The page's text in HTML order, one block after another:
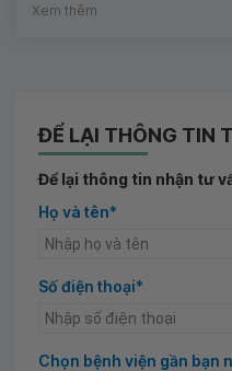
Xem thêm
ĐỂ LẠI THÔNG TIN
Để lại thông tin nhận tư
Họ và tên*
Số điện thoại*
Chọn bệnh viện gần bạn